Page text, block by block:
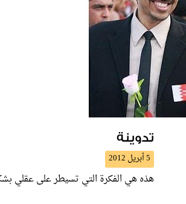
تدوينة
5 أبريل 2012
هذه هي الفكرة التي تسيطر على عقلي